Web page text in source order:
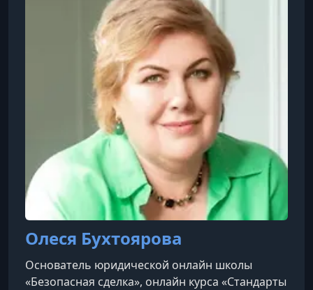
учеников. Помогла уже более 3500
бухгалтерам стать свободнее, больше
зарабатывать и пол
Олеся Бухтоярова
Основатель юридической онлайн школы
«Безопасная сделка», онлайн курса «Стандарты